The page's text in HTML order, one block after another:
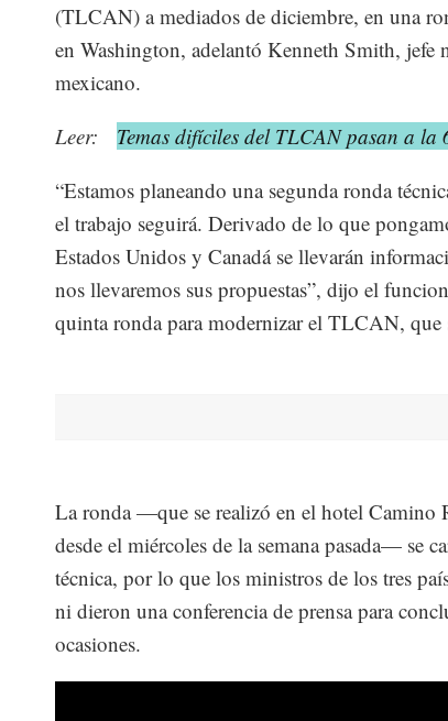
(TLCAN) a mediados de diciembre, en una
en Washington, adelantó Kenneth Smith, jefe
mexicano.
Leer:
Temas difíciles del TLCAN pasan a la
“Estamos planeando una segunda ronda
el trabajo seguirá. Derivado de lo que
Estados Unidos y Canadá se llevarán
nos llevaremos sus propuestas”, dijo el
quinta ronda para modernizar el TLCAN, que
La ronda —que se realizó en el hotel Camino
desde el miércoles de la semana pasada— se
técnica, por lo que los ministros de los tres
ni dieron una conferencia de prensa para
ocasiones.